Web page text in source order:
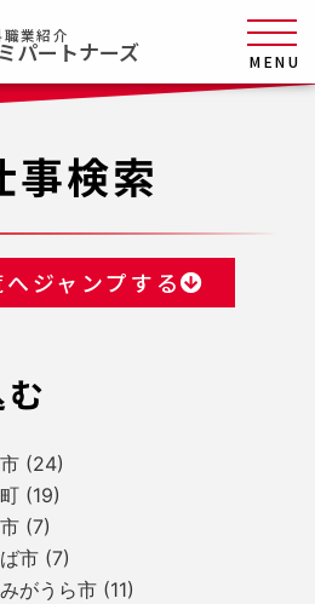
職業紹介
パートナーズ MENU
事検索
ジャンプする
(24)
(19)
(7)
市 (7)
がうら市 (11)